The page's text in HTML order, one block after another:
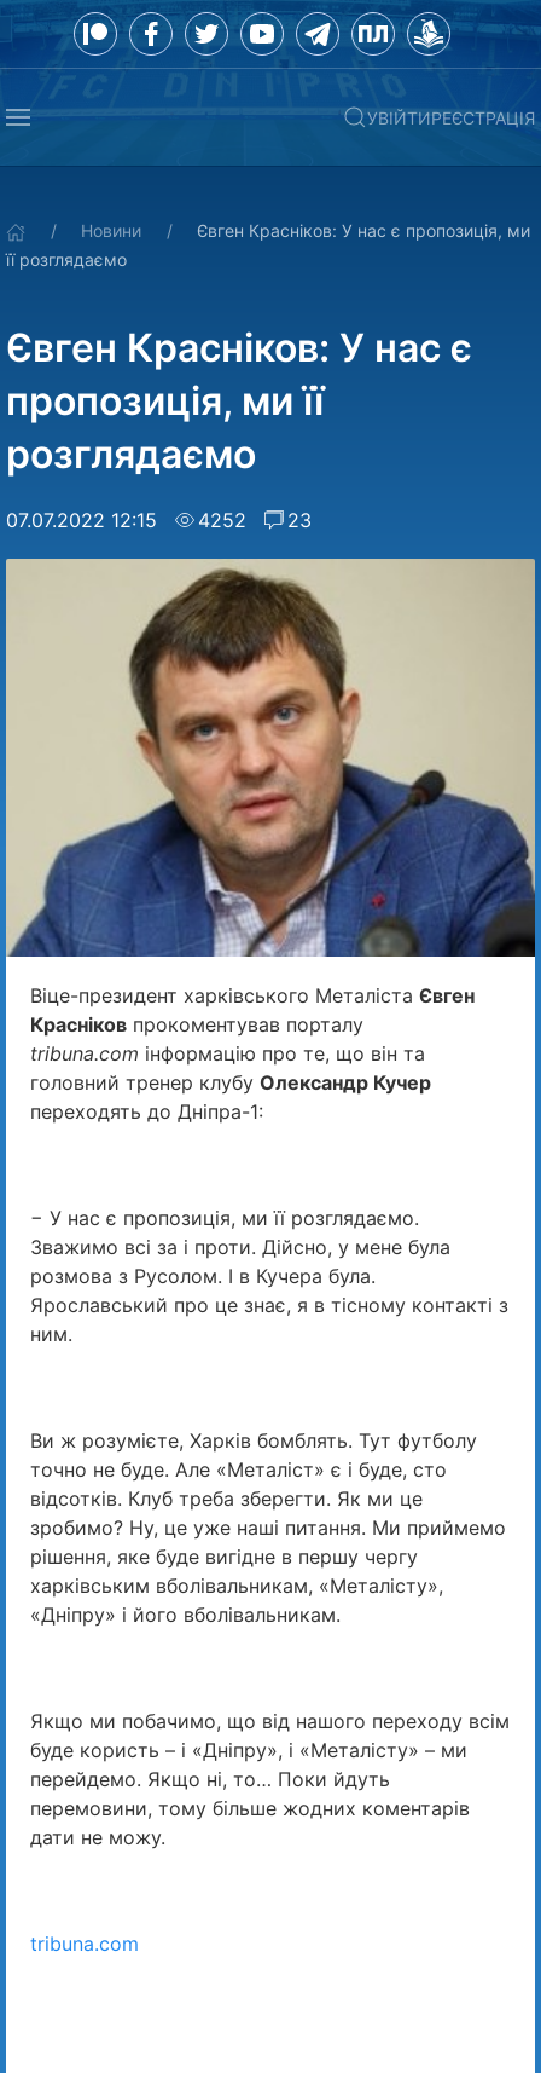
УВІЙТИРЕЄСТРАЦІЯ
Новини
Євген Красніков: У нас є пропозиція, ми
її розглядаємо
Євген Красніков: У нас є
пропозиція, ми її
розглядаємо
07.07.2022 12:15 4252 23
Віце-президент харківського Металіста Євген
Красніков прокоментував порталу
tribuna.com інформацію про те, що він та
головний тренер клубу Олександр Кучер
переходять до Дніпра-1:
− У нас є пропозиція, ми її розглядаємо.
Зважимо всі за і проти. Дійсно, у мене була
розмова з Русолом. І в Кучера була.
Ярославський про це знає, я в тісному контакті з
ним.
Ви ж розумієте, Харків бомблять. Тут футболу
точно не буде. Але «Металіст» є і буде, сто
відсотків. Клуб треба зберегти. Як ми це
зробимо? Ну, це уже наші питання. Ми приймемо
рішення, яке буде вигідне в першу чергу
харківським вболівальникам, «Металісту»,
«Дніпру» і його вболівальникам.
Якщо ми побачимо, що від нашого переходу всім
буде користь – і «Дніпру», і «Металісту» – ми
перейдемо. Якщо ні, то… Поки йдуть
перемовини, тому більше жодних коментарів
дати не можу.
tribuna.com